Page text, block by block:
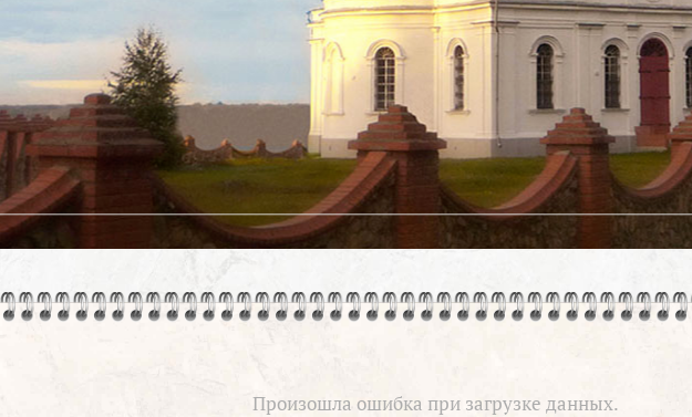
Произошла ошибка при загрузке данных.